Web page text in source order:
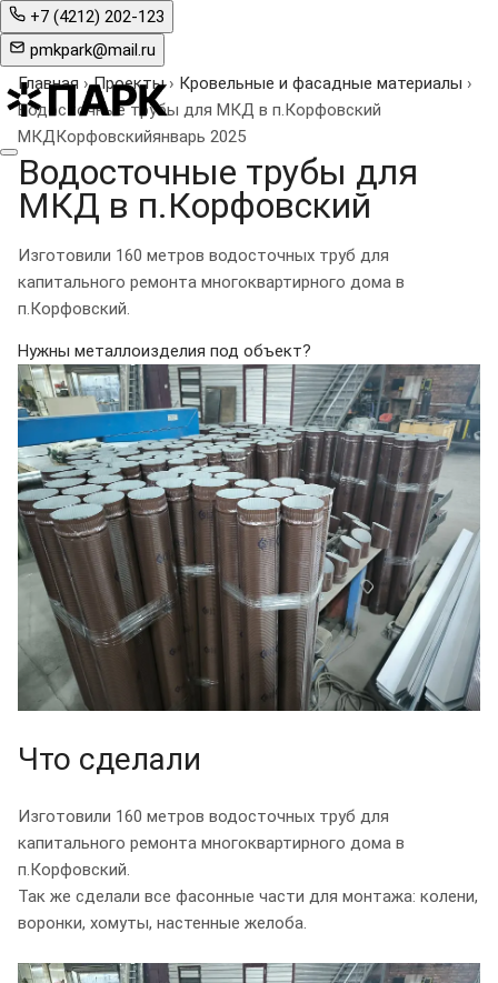
+7 (4212) 202-123
pmkpark@mail.ru
Главная › Проекты › Кровельные и фасадные материалы ›
Водосточные трубы для МКД в п.Корфовский
МКДКорфовскийянварь 2025
Водосточные трубы для
МКД в п.Корфовский
Изготовили 160 метров водосточных труб для
капитального ремонта многоквартирного дома в
п.Корфовский.
Нужны металлоизделия под объект?
Что сделали
Изготовили 160 метров водосточных труб для
капитального ремонта многоквартирного дома в
п.Корфовский.
Так же сделали все фасонные части для монтажа: колени,
воронки, хомуты, настенные желоба.